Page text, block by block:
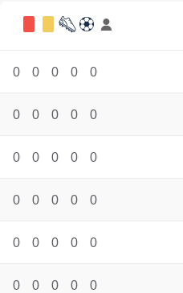
0
0
0
0
0
0
0
0
0
0
0
0
0
0
0
0
0
0
0
0
0
0
0
0
0
0
0
0
0
0